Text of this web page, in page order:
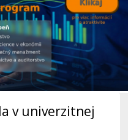
v univerzitnej